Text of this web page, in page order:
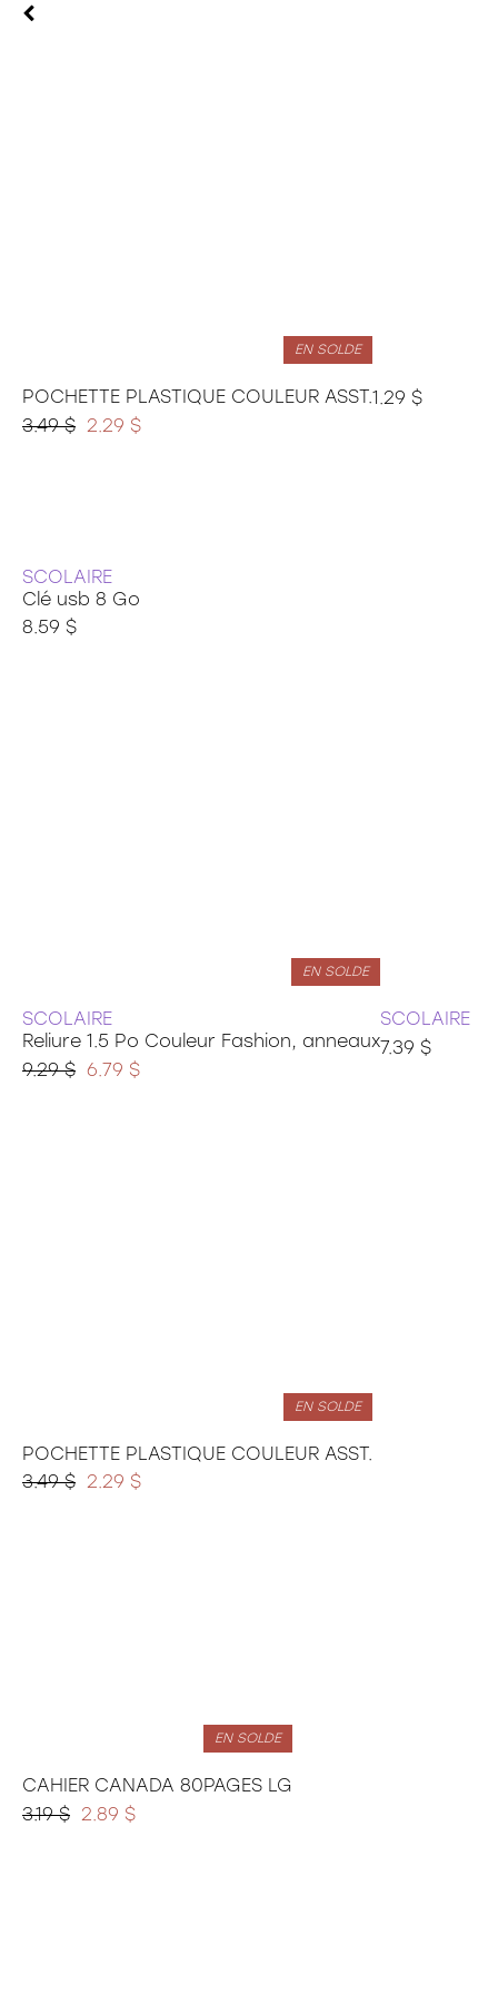
24 pièces
EN SOLDE
POCHETTE PLASTIQUE COULEUR ASST.
3.49 $ 2.29 $
1.29 $
SCOLAIRE
Clé usb 8 Go
8.59 $
EN SOLDE
SCOLAIRE
Reliure 1.5 Po Couleur Fashion, anneaux
9.29 $ 6.79 $
SCOLAIRE
7.39 $
EN SOLDE
POCHETTE PLASTIQUE COULEUR ASST.
3.49 $ 2.29 $
EN SOLDE
CAHIER CANADA 80PAGES LG
3.19 $ 2.89 $